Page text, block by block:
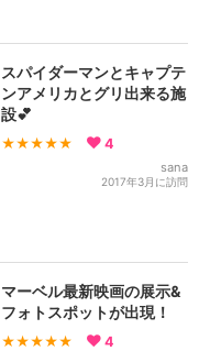
スパイダーマンとキャプテ
ンアメリカとグリ出来る施
設💕
★★★★★ 4
sana
2017年3月に訪問
マーベル最新映画の展示&
フォトスポットが出現！
★★★★★ 4